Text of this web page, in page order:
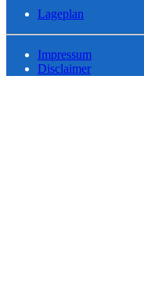
Lageplan
Impressum
Disclaimer